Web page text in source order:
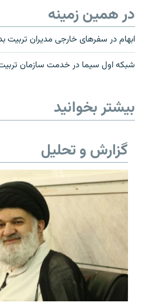
در همین زمینه
ابهام در سفرهای خارجی مدیران تربیت
شبکه اول سيما در خدمت سازمان
بیشتر بخوانید
گزارش و تحلیل